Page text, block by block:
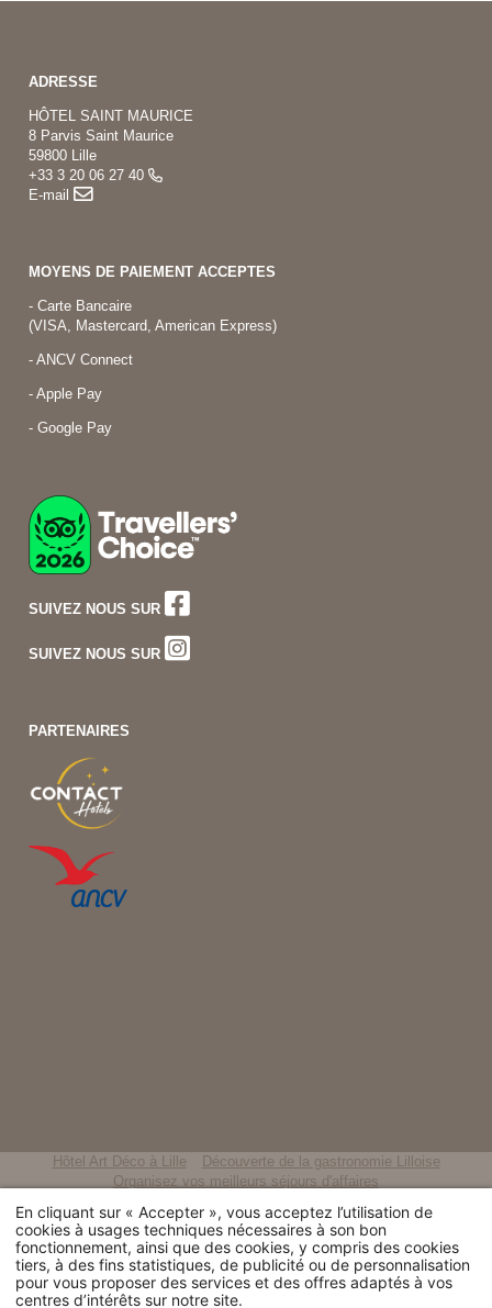
ADRESSE
HÔTEL SAINT MAURICE
8 Parvis Saint Maurice
59800 Lille
+33 3 20 06 27 40
E-mail
MOYENS DE PAIEMENT ACCEPTES
- Carte Bancaire
(VISA, Mastercard, American Express)
- ANCV Connect
- Apple Pay
- Google Pay
SUIVEZ NOUS SUR
SUIVEZ NOUS SUR
PARTENAIRES
Hôtel Art Déco à Lille
Découverte de la gastronomie Lilloise
Organisez vos meilleurs séjours d'affaires
Séjour pour les fêtes de fin d'année
Un hôtel près des congrès de Lille
Un hôtel romantique en plein cœur de Lille
Hôtel style rétro à Lille
Charming hotel located in the heart of Lille city centre
En cliquant sur « Accepter », vous acceptez l’utilisation de
cookies à usages techniques nécessaires à son bon
fonctionnement, ainsi que des cookies, y compris des cookies
tiers, à des fins statistiques, de publicité ou de personnalisation
pour vous proposer des services et des offres adaptés à vos
centres d’intérêts sur notre site.